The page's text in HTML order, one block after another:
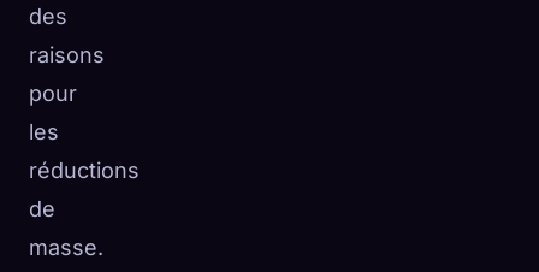
des
raisons
pour
les
réductions
de
masse.